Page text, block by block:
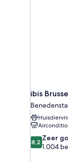
ibis
8.2
van
8,2 Zeer
1.004